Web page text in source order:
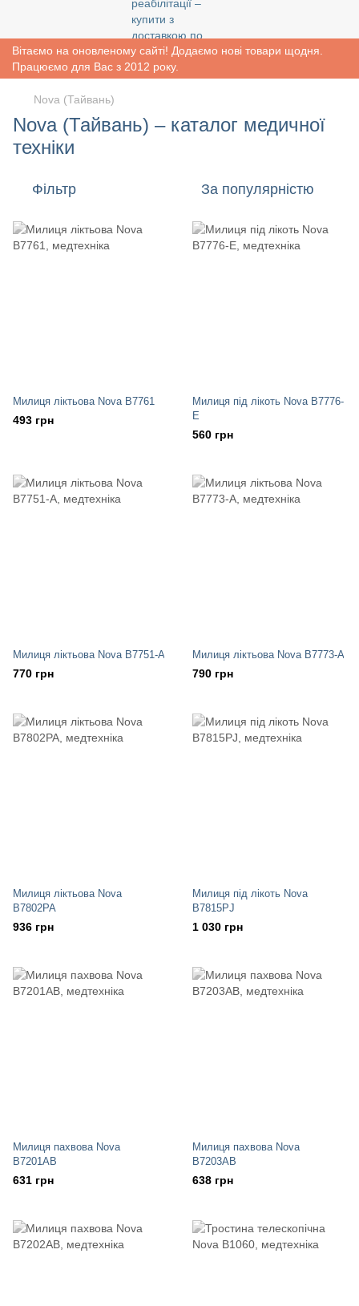
Вітаємо на оновленому сайті! Додаємо нові товари щодня.
Працюємо для Вас з 2012 року.
Nova (Тайвань)
Nova (Тайвань) – каталог медичної
техніки
Фільтр За популярністю
Милиця ліктьова Nova B7761
493 грн
Милиця під лікоть Nova B7776-
E
560 грн
Милиця ліктьова Nova B7751-A
770 грн
Милиця ліктьова Nova B7773-A
790 грн
Милиця ліктьова Nova
B7802PA
936 грн
Милиця під лікоть Nova
B7815PJ
1 030 грн
Милиця пахвова Nova
B7201AB
631 грн
Милиця пахвова Nova
B7203AB
638 грн